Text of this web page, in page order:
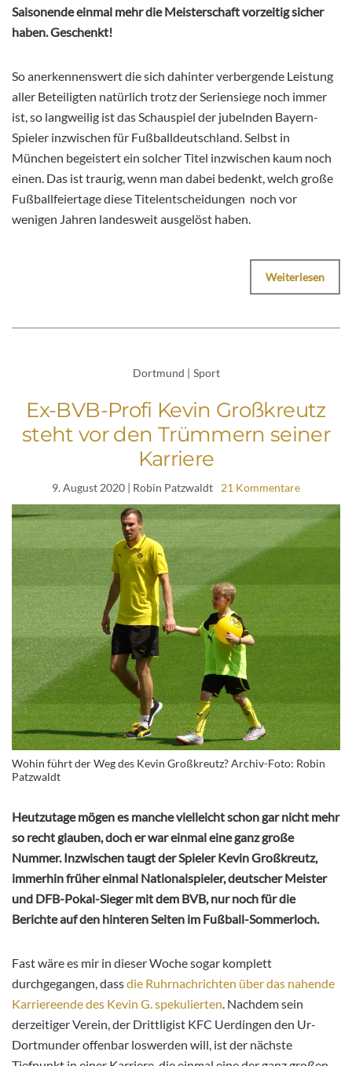
Saisonende einmal mehr die Meisterschaft vorzeitig sicher
haben. Geschenkt!
So anerkennenswert die sich dahinter verbergende Leistung
aller Beteiligten natürlich trotz der Seriensiege noch immer
ist, so langweilig ist das Schauspiel der jubelnden Bayern-
Spieler inzwischen für Fußballdeutschland. Selbst in
München begeistert ein solcher Titel inzwischen kaum noch
einen. Das ist traurig, wenn man dabei bedenkt, welch große
Fußballfeiertage diese Titelentscheidungen noch vor
wenigen Jahren landesweit ausgelöst haben.
Weiterlesen
Dortmund | Sport
Ex-BVB-Profi Kevin Großkreutz
steht vor den Trümmern seiner
Karriere
9. August 2020 | Robin Patzwaldt 21 Kommentare
Wohin führt der Weg des Kevin Großkreutz? Archiv-Foto: Robin
Patzwaldt
Heutzutage mögen es manche vielleicht schon gar nicht mehr
so recht glauben, doch er war einmal eine ganz große
Nummer. Inzwischen taugt der Spieler Kevin Großkreutz,
immerhin früher einmal Nationalspieler, deutscher Meister
und DFB-Pokal-Sieger mit dem BVB, nur noch für die
Berichte auf den hinteren Seiten im Fußball-Sommerloch.
Fast wäre es mir in dieser Woche sogar komplett
durchgegangen, dassdie Ruhrnachrichten über das nahende
Karriereende des Kevin G. spekulierten. Nachdem sein
derzeitiger Verein, der Drittligist KFC Uerdingen den Ur-
Dortmunder offenbar loswerden will, ist der nächste